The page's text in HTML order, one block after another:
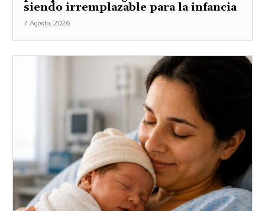
siendo irremplazable para la infancia
7 Agosto, 2026